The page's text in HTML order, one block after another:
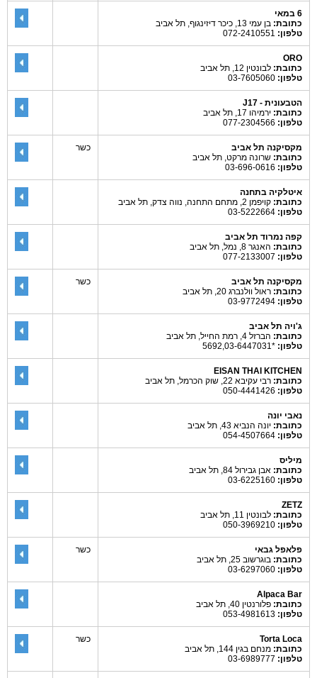
6 במאי
כתובת: בן עמי 13, כיכר דיזינגוף, תל אביב
טלפון:
ORO
כתובת: לבונטין 12, תל אביב
טלפון:
הטבעונית - J17
כתובת: ירמיהו 17, תל אביב
טלפון:
מקסיקנה תל אביב
כתובת: שרונה מרקט, תל אביב
טלפון:
כשר
איטלקיה בתחנה
כתובת: קויפמן 2, מתחם התחנה, נווה צדק, תל אביב
טלפון:
קפה נמרוד תל אביב
כתובת: האנגר 8, נמל, תל אביב
טלפון:
מקסיקנה תל אביב
כתובת: ראול וולנברג 20, תל אביב
טלפון:
כשר
ג'ויה תל אביב
כתובת: הברזל 4, רמת החייל, תל אביב
טלפון: *5692,03-6447031
EISAN THAI KITCHEN
כתובת: רבי עקיבא 22, שוק הכרמל, תל אביב
טלפון:
נאבי יונה
כתובת: יונה הנביא 43, תל אביב
טלפון:
מיליס
כתובת: אבן גבירול 84, תל אביב
טלפון:
ZETZ
כתובת: לבונטין 11, תל אביב
טלפון:
פלאפל גבאי
כתובת: בוגרשוב 25, תל אביב
טלפון:
כשר
Alpaca Bar
כתובת: פלורנטין 40, תל אביב
טלפון:
Torta Loca
כתובת: מנחם בגין 144, תל אביב
טלפון:
כשר